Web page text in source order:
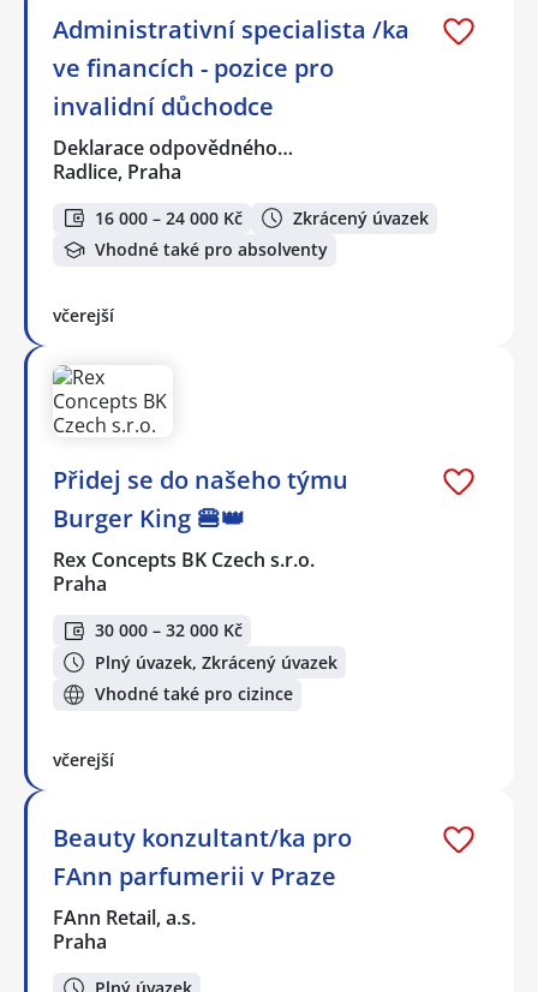
Administrativní specialista /ka
ve financích - pozice pro
invalidní důchodce
Deklarace odpovědného…
Radlice, Praha
16 000 – 24 000 Kč
Zkrácený úvazek
Vhodné také pro absolventy
včerejší
Přidej se do našeho týmu
Burger King 🍔👑
Rex Concepts BK Czech s.r.o.
Praha
30 000 – 32 000 Kč
Plný úvazek, Zkrácený úvazek
Vhodné také pro cizince
včerejší
Beauty konzultant/ka pro
FAnn parfumerii v Praze
FAnn Retail, a.s.
Praha